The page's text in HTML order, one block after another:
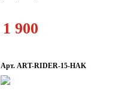
1 900
Арт. ART-RIDER-15-HAK